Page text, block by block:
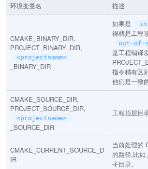
环境变量名 描述
CMAKE_BINARY_DIR,
PROJECT_BINARY_DIR,
<projectname>
_BINARY_DIR
如果是 in
得就是工程
out-of-
是工程编译
指令稍有区
他们是一致的
CMAKE_SOURCE_DIR,
PROJECT_SOURCE_DIR,
<projectname>
_SOURCE_DIR
工程顶层目录
CMAKE_CURRENT_SOURCE_D
IR
当前处理的
的路径,比如
子目录。